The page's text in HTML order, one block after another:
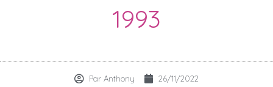
1993
Par Anthony 26/11/2022